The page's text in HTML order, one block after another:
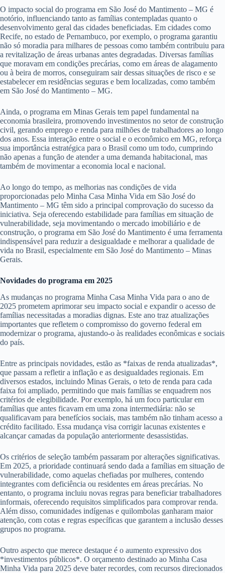
O impacto social do programa em São José do Mantimento – MG é
notório, influenciando tanto as famílias contempladas quanto o
desenvolvimento geral das cidades beneficiadas. Em cidades como
Recife, no estado de Pernambuco, por exemplo, o programa garantiu
não só moradia para milhares de pessoas como também contribuiu para
a revitalização de áreas urbanas antes degradadas. Diversas famílias
que moravam em condições precárias, como em áreas de alagamento
ou à beira de morros, conseguiram sair dessas situações de risco e se
estabelecer em residências seguras e bem localizadas, como também
em São José do Mantimento – MG.
Ainda, o programa em Minas Gerais tem papel fundamental na
economia brasileira, promovendo investimentos no setor de construção
civil, gerando emprego e renda para milhões de trabalhadores ao longo
dos anos. Essa interação entre o social e o econômico em MG, reforça
sua importância estratégica para o Brasil como um todo, cumprindo
não apenas a função de atender a uma demanda habitacional, mas
também de movimentar a economia local e nacional.
Ao longo do tempo, as melhorias nas condições de vida
proporcionadas pelo Minha Casa Minha Vida em São José do
Mantimento – MG têm sido a principal comprovação do sucesso da
iniciativa. Seja oferecendo estabilidade para famílias em situação de
vulnerabilidade, seja movimentando o mercado imobiliário e de
construção, o programa em São José do Mantimento é uma ferramenta
indispensável para reduzir a desigualdade e melhorar a qualidade de
vida no Brasil, especialmente em São José do Mantimento – Minas
Gerais.
Novidades do programa em 2025
As mudanças no programa Minha Casa Minha Vida para o ano de
2025 prometem aprimorar seu impacto social e expandir o acesso de
famílias necessitadas a moradias dignas. Este ano traz atualizações
importantes que refletem o compromisso do governo federal em
modernizar o programa, ajustando-o às realidades econômicas e sociais
do país.
Entre as principais novidades, estão as *faixas de renda atualizadas*,
que passam a refletir a inflação e as desigualdades regionais. Em
diversos estados, incluindo Minas Gerais, o teto de renda para cada
faixa foi ampliado, permitindo que mais famílias se enquadrem nos
critérios de elegibilidade. Por exemplo, há um foco particular em
famílias que antes ficavam em uma zona intermediária: não se
qualificavam para benefícios sociais, mas também não tinham acesso a
crédito facilitado. Essa mudança visa corrigir lacunas existentes e
alcançar camadas da população anteriormente desassistidas.
Os critérios de seleção também passaram por alterações significativas.
Em 2025, a prioridade continuará sendo dada a famílias em situação de
vulnerabilidade, como aquelas chefiadas por mulheres, contendo
integrantes com deficiência ou residentes em áreas precárias. No
entanto, o programa incluiu novas regras para beneficiar trabalhadores
informais, oferecendo requisitos simplificados para comprovar renda.
Além disso, comunidades indígenas e quilombolas ganharam maior
atenção, com cotas e regras específicas que garantem a inclusão desses
grupos no programa.
Outro aspecto que merece destaque é o aumento expressivo dos
*investimentos públicos*. O orçamento destinado ao Minha Casa
Minha Vida para 2025 deve bater recordes, com recursos direcionados